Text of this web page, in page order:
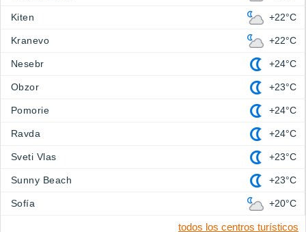
Kiten +22°C
Kranevo +22°C
Nesebr +24°C
Obzor +23°C
Pomorie +24°C
Ravda +24°C
Sveti Vlas +23°C
Sunny Beach +23°C
Sofía +20°C
todos los centros turísticos